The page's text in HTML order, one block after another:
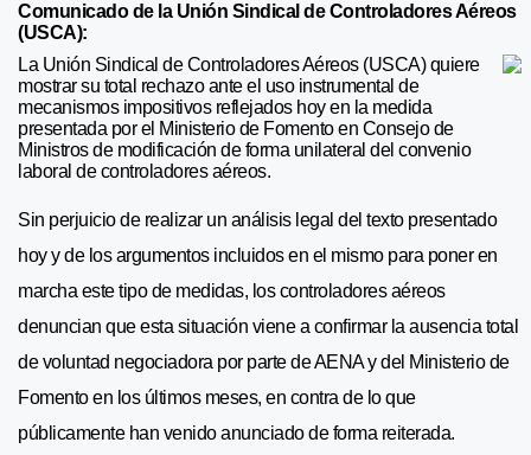
Comunicado de la Unión Sindical de Controladores Aéreos
(USCA):
La Unión Sindical de Controladores Aéreos (USCA) quiere
mostrar su total rechazo ante el uso instrumental de
mecanismos impositivos reflejados hoy en la medida
presentada por el Ministerio de Fomento en Consejo de
Ministros de modificación de forma unilateral del convenio
laboral de controladores aéreos.
Sin perjuicio de realizar un análisis legal del texto presentado
hoy y de los argumentos incluidos en el mismo para poner en
marcha este tipo de medidas, los controladores aéreos
denuncian que esta situación viene a confirmar la ausencia total
de voluntad negociadora por parte de AENA y del Ministerio de
Fomento en los últimos meses, en contra de lo que
públicamente han venido anunciado de forma reiterada.